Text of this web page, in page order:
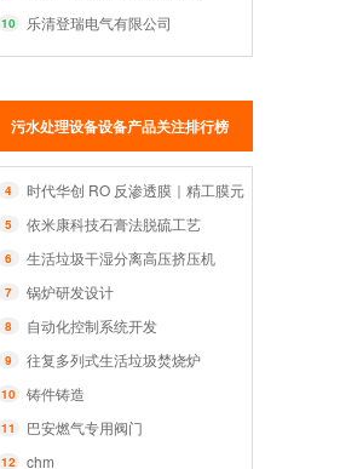
10 乐清登瑞电气有限公司
污水处理设备设备产品关注排行榜
4 时代华创 RO 反渗透膜｜精工膜元件，智净每一
5 依米康科技石膏法脱硫工艺
6 生活垃圾干湿分离高压挤压机
7 锅炉研发设计
8 自动化控制系统开发
9 往复多列式生活垃圾焚烧炉
10 铸件铸造
11 巴安燃气专用阀门
12 chm